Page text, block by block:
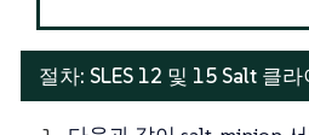
절차: SLES 12 및 15 Salt 클